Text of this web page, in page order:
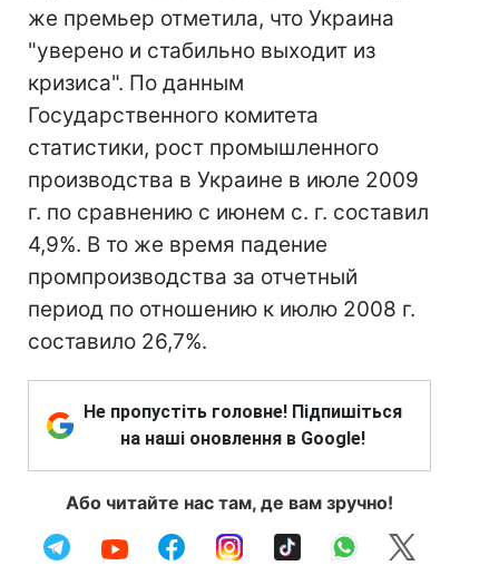
же премьер отметила, что Украина
"уверено и стабильно выходит из
кризиса". По данным
Государственного комитета
статистики, рост промышленного
производства в Украине в июле 2009
г. по сравнению с июнем с. г. составил
4,9%. В то же время падение
промпроизводства за отчетный
период по отношению к июлю 2008 г.
составило 26,7%.
Не пропустіть головне! Підпишіться
на наші оновлення в Google!
Або читайте нас там, де вам зручно!